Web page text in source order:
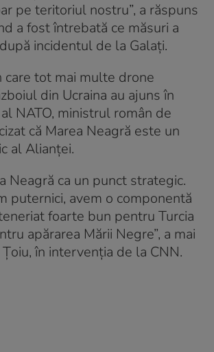
pe teritoriul nostru”, a răspuns
a fost întrebată ce măsuri a
incidentul de la Galați.
care tot mai multe drone
din Ucraina au ajuns în
NATO, ministrul român de
că Marea Neagră este un
al Alianței.
Neagră ca un punct strategic.
puternici, avem o componentă
foarte bun pentru Turcia
apărarea Mării Negre”, a mai
în intervenția de la CNN.